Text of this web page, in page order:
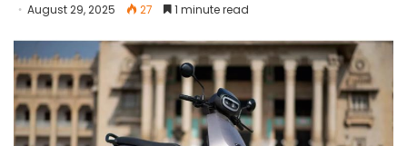
August 29, 2025 27 1 minute read